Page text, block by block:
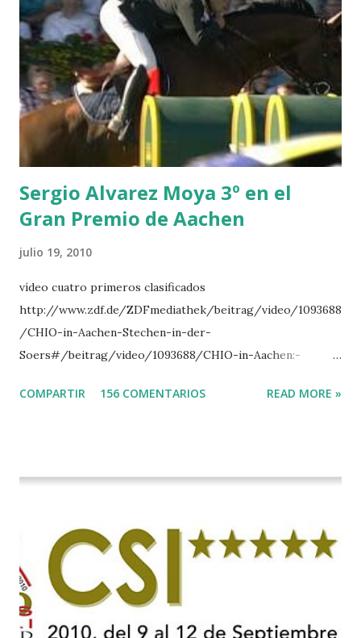
BREEN 9 JALLA DE GAVIERE -RAMZY AL DUHAMI 10
NOVEL -PHILIPPAERTS 3 triple 1 LATE NIGHT -LEVY 2 K
CLUB LADY -O’CONNOR 3 QUICK STUDY - HOUGH 4
LORENZO -AHLMANN 5 L’ESPOIR -GULLIKSEN 6
TOPINAMBOUR -LEPREVOST 7 WISCONSIN 111 -MOYA 8
INTERTOY Z - BRASH 9 HERALD –CORDON 10 SELDANA
DI CAMPALTO -SHARBATLY Vuelta Triunfal... el ganador
del Gran Premio en su vuelta de honor
Sergio Alvarez Moya 3º en el
Gran Premio de Aachen
julio 19, 2010
vídeo cuatro primeros clasificados
http://www.zdf.de/ZDFmediathek/beitrag/video/1093688
/CHIO-in-Aachen-Stechen-in-der-
Soers#/beitrag/video/1093688/CHIO-in-Aachen:-
COMPARTIR 156 COMENTARIOS READ MORE »